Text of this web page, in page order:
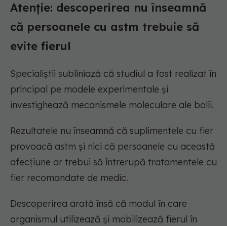
Atenție: descoperirea nu înseamnă
că persoanele cu astm trebuie să
evite fierul
Specialiștii subliniază că studiul a fost realizat în
principal pe modele experimentale și
investighează mecanismele moleculare ale bolii.
Rezultatele nu înseamnă că suplimentele cu fier
provoacă astm și nici că persoanele cu această
afecțiune ar trebui să întrerupă tratamentele cu
fier recomandate de medic.
Descoperirea arată însă că modul în care
organismul utilizează și mobilizează fierul în